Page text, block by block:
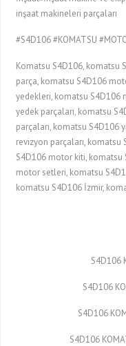
inşaat makineleri parçaları
#S4D106 #KOMATSU
Komatsu S4D106, komatsu
parça, komatsu S4D106
yedekleri, komatsu S4D106
yedek parçaları, komatsu
parçaları, komatsu S4D106
revizyon parçaları,
S4D106 motor kiti,
motor setleri, komatsu
komatsu S4D106 İzmir,
S4D106
S4D106
S4D106
S4D106